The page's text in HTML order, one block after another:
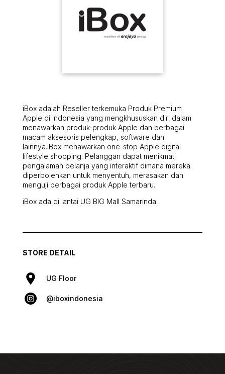
iBox adalah Reseller terkemuka Produk Premium
Apple di Indonesia yang mengkhususkan diri dalam
menawarkan produk-produk Apple dan berbagai
macam aksesoris pelengkap, software dan
lainnya.iBox menawarkan one-stop Apple digital
lifestyle shopping. Pelanggan dapat menikmati
pengalaman belanja yang interaktif dimana mereka
diperbolehkan untuk menyentuh, merasakan dan
menguji berbagai produk Apple terbaru.
iBox ada di lantai UG BIG Mall Samarinda.
STORE DETAIL
UG Floor
@iboxindonesia